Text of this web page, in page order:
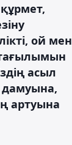
ой мен
тағылымын
асыл
дамуына,
артуына